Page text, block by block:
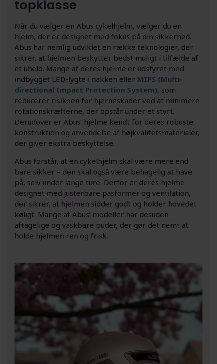
topklasse
Når du vælger en Abus cykelhjelm, vælger du en
hjelm, der er designet med fokus på din sikkerhed.
Abus har nemlig udviklet en række teknologier, der
sikrer, at hjelmen beskytter bedst muligt i tilfælde af
et uheld. Mange af deres hjelme er udstyret med
indbygget LED-lygte i nakken eller MIPS (Multi-
directional Impact Protection System), som
reducerer risikoen for hjerneskader ved at minimere
rotationskræfterne, der opstår under et styrt.
Derudover er Abus’ hjelme kendt for deres robuste
konstruktion og anvendelse af højkvalitetsmaterialer,
der giver ekstra beskyttelse.
Abus forstår, at en cykelhjelm skal være mere end
bare sikker – den skal også være behagelig at have
på, selv under lange ture. Derfor er deres hjelme
designet med justerbare pasformer og ventilation,
der sikrer, at hjelmen sidder godt og holder hovedet
køligt. Mange af Abus’ modeller har desuden
aftagelige og vaskbare puder, der gør det nemt at
holde hjelmen ren og frisk.